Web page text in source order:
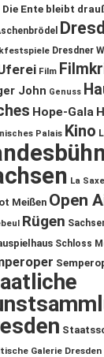
Die Ente bleibt
Dresdner
Film
John Genuss
Hope-Gala
Palais Kino
La
Meißen Open
Rügen
Schloss
Galerie Dresden